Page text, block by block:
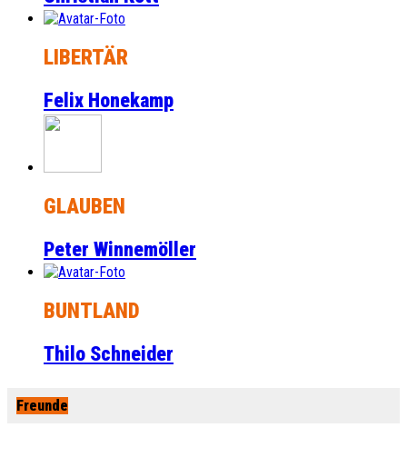
LIBERTÄR
Felix Honekamp
GLAUBEN
Peter Winnemöller
BUNTLAND
Thilo Schneider
Freunde